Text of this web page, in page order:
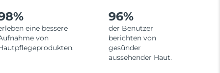
eine bessere
von
96%
der Benutzer
berichten von
gesünder
aussehender Haut.